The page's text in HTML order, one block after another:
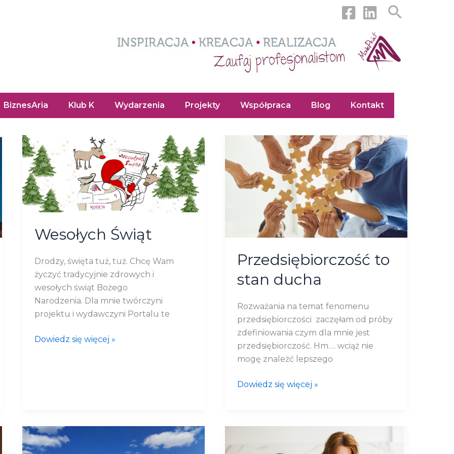
Szukaj
BiznesAria Klub K Wydarzenia Projekty Współpraca Blog Kontakt
Wesołych Świąt
Drodzy, święta tuż, tuż. Chcę Wam
życzyć tradycyjnie zdrowych i
wesołych świąt Bożego
Narodzenia. Dla mnie twórczyni
projektu i wydawczyni Portalu te
Wesołych
Świąt
Dowiedz się więcej »
Przedsiębiorczość to
stan ducha
Rozważania na temat fenomenu
przedsiębiorczości zaczęłam od próby
zdefiniowania czym dla mnie jest
przedsiębiorczość. Hm…. wciąż nie
mogę znaleźć lepszego
Przedsiębiorczość
stan
ducha
Dowiedz się więcej »
Podróże
–
mama